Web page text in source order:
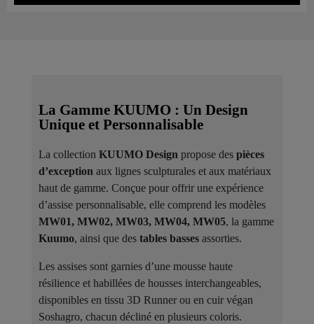
La Gamme KUUMO : Un Design
Unique et Personnalisable
La collection KUUMO Design propose des pièces
d’exception aux lignes sculpturales et aux matériaux
haut de gamme. Conçue pour offrir une expérience
d’assise personnalisable, elle comprend les modèles
MW01, MW02, MW03, MW04, MW05, la gamme
Kuumo, ainsi que des tables basses assorties.
Les assises sont garnies d’une mousse haute
résilience et habillées de housses interchangeables,
disponibles en tissu 3D Runner ou en cuir végan
Soshagro, chacun décliné en plusieurs coloris.